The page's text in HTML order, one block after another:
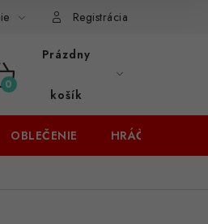
Registrácia
KOŠÍK
Prázdny
košík
OBLEČENIE HRÁČI